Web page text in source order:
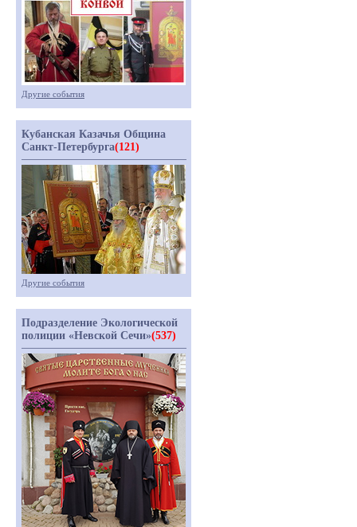
Другие события
Кубанская Казачья Община
Санкт-Петербурга(121)
Другие события
Подразделение Экологической
полиции «Невской Сечи»(537)